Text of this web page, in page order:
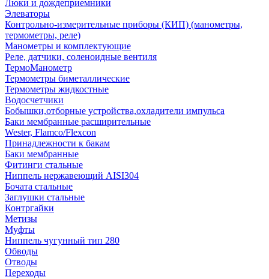
Люки и дождеприемники
Элеваторы
Контрольно-измерительные приборы (КИП) (манометры,
термометры, реле)
Манометры и комплектующие
Реле, датчики, соленоидные вентиля
ТермоМанометр
Термометры биметаллические
Термометры жидкостные
Водосчетчики
Бобышки,отборные устройства,охладители импульса
Баки мембранные расширительные
Wester, Flamco/Flexcon
Принадлежности к бакам
Баки мембранные
Фитинги стальные
Ниппель нержавеющий AISI304
Бочата стальные
Заглушки стальные
Контргайки
Метизы
Муфты
Ниппель чугунный тип 280
Обводы
Отводы
Переходы